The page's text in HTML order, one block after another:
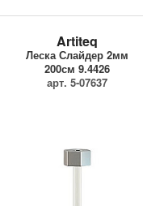
Artiteq
Леска Слайдер 2мм
200см 9.4426
арт. 5-07637